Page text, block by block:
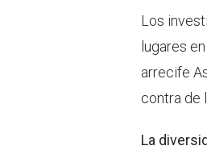
Los
lugares
arrecife
contra de
La